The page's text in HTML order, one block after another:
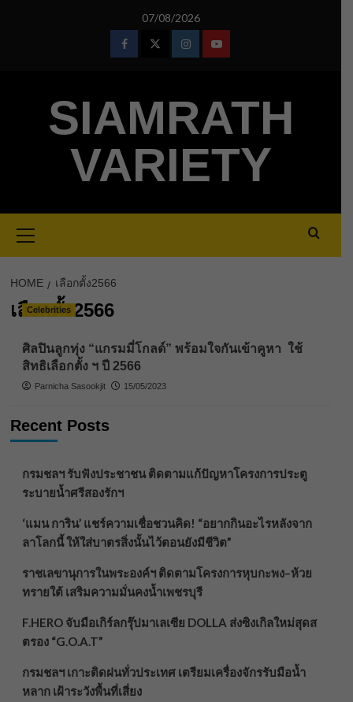
07/08/2026
FacebookTwitterInstagramYoutube
SIAMRATH
VARIETY
Menu
HOME เลือกตั้ง2566
เลือกตั้ง2566
Celebrities
ศิลปินลูกทุ่ง “แกรมมี่โกลด์” พร้อมใจกันเข้าคูหา ใช้
สิทธิเลือกตั้ง ฯ ปี 2566
Parnicha Sasookjit 15/05/2023
Recent Posts
กรมชลฯ รับฟังประชาชน ติดตามแก้ปัญหาโครงการประตู
ระบายน้ำศรีสองรักฯ
‘แมน การิน’ แชร์ความเชื่อชวนคิด! “อยากกินอะไรหลังจาก
ลาโลกนี้ ให้ใส่บาตรสิ่งนั้นไว้ตอนยังมีชีวิต”
ราชเลขานุการในพระองค์ฯ ติดตามโครงการหุบกะพง–ห้วย
ทรายใต้ เสริมความมั่นคงน้ำเพชรบุรี
F.HERO จับมือเกิร์ลกรุ๊ปมาเลเซีย DOLLA ส่งซิงเกิลใหม่สุดส
ตรอง “G.O.A.T”
กรมชลฯ เกาะติดฝนทั่วประเทศ เตรียมเครื่องจักรรับมือน้ำ
หลาก เฝ้าระวังพื้นที่เสี่ยง